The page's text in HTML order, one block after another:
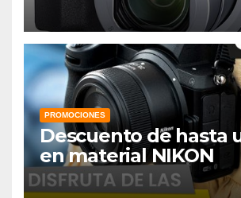
PROMOCIONES
Descuento de hasta
en material NIKON